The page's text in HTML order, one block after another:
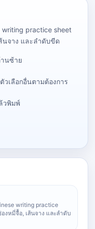
writing practice sheet
นจาง และลำดับขีด
นซ้าย
เลือกอื่นตามต้องการ
วพิมพ์
writing practice
งหมี่จื้อ, เส้นจาง และลำดับ